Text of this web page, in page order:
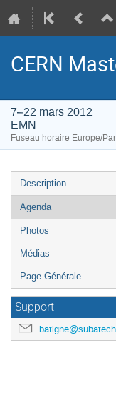
CERN
7–22 mars 2012
EMN
Fuseau horaire Europe/
Menu
de
l'événement
Description
Agenda
Photos
Médias
Page Générale
Support